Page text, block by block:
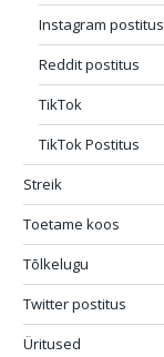
Instagram postitus
Reddit postitus
TikTok
TikTok Postitus
Streik
Toetame koos
Tõlkelugu
Twitter postitus
Üritused